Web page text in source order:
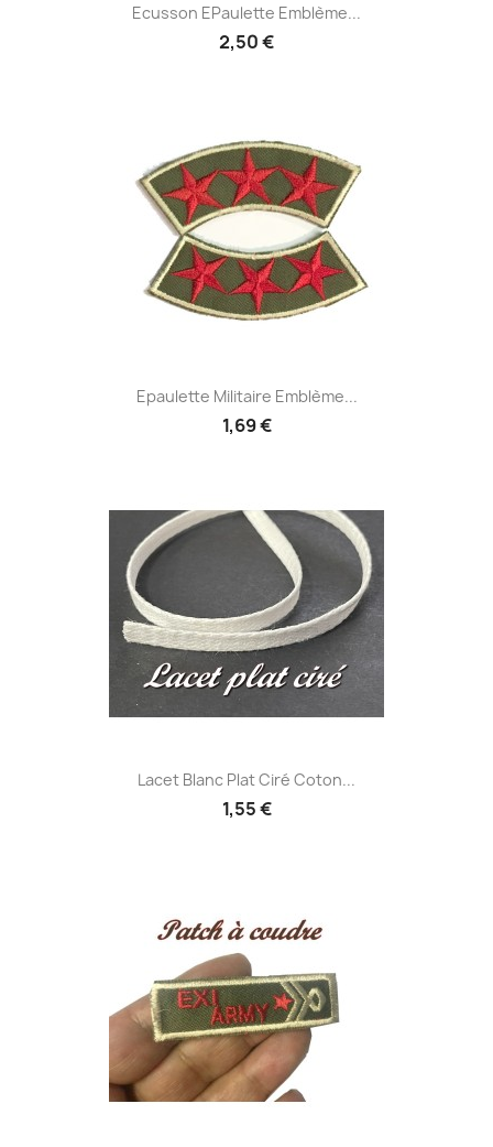
Ecusson EPaulette Emblème...
2,50 €
Epaulette Militaire Emblème...
1,69 €
Lacet Blanc Plat Ciré Coton...
1,55 €